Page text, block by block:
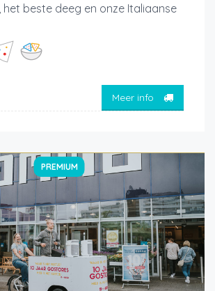
het beste deeg en onze Italiaanse
Meer info
PREMIUM